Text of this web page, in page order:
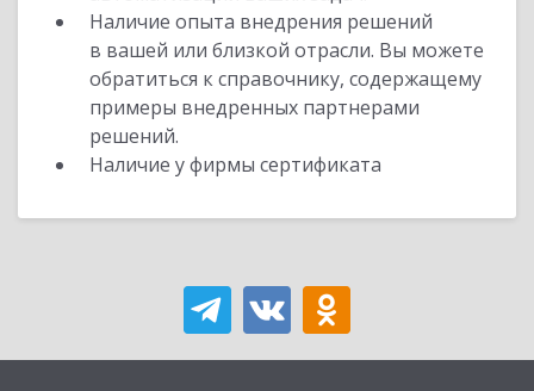
Наличие опыта внедрения решений
в вашей или близкой отрасли. Вы можете
обратиться к справочнику, содержащему
примеры внедренных партнерами
решений.
Наличие у фирмы сертификата